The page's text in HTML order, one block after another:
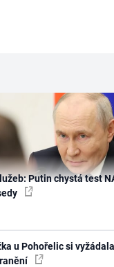
Putin chystá test
u Pohořelic si